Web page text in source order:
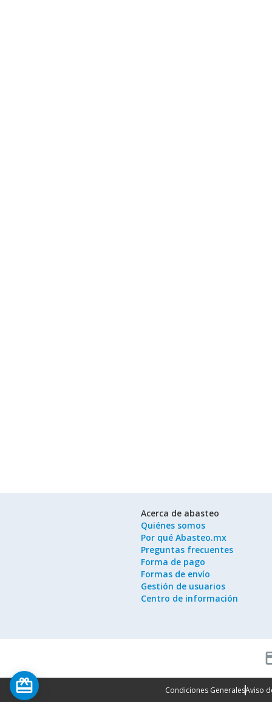
Acerca de abasteo
Quiénes somos
Por qué Abasteo.mx
Preguntas frecuentes
Forma de pago
Formas de envío
Gestión de usuarios
Centro de información
Condiciones GeneralesAviso
card_giftcard